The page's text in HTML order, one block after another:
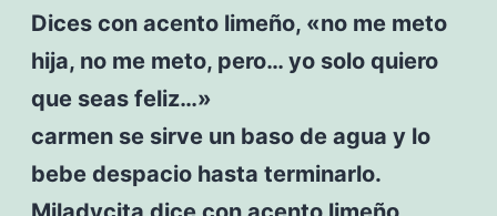
Dices con acento limeño, «no me meto
hija, no me meto, pero… yo solo quiero
que seas feliz…»
carmen se sirve un baso de agua y lo
bebe despacio hasta terminarlo.